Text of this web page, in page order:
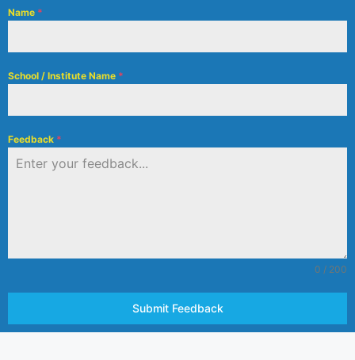
Name *
School / Institute Name *
Feedback *
0 / 200
Submit Feedback